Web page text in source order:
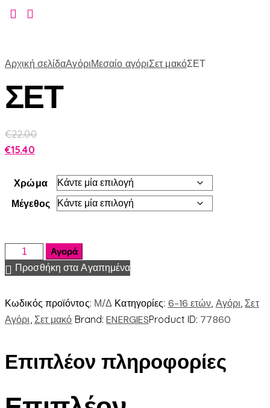
Αρχική σελίδαΑγόριΜεσαίο αγόριΣετ μακόΣΕΤ
ΣΕΤ
€22.00
€15.40
Χρώμα
Μέγεθος
Αγορά
Προσθήκη στα Αγαπημένα
Κωδικός προϊόντος: Μ/Δ Κατηγορίες: 6-16 ετών, Αγόρι,Σετ
Αγόρι, Σετ μακό Brand:ENERGIESProduct ID: 77860
Επιπλέον πληροφορίες